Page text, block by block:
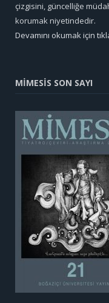
çizgisini, güncelliğe
korumak niyetindedir.
Devamını okumak için
MİMESİS SON SAYI